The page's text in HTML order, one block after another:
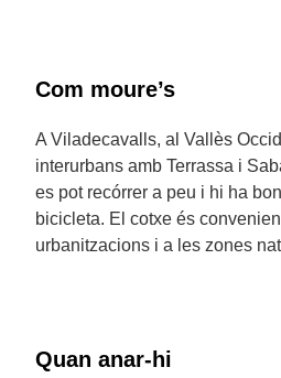
Com moure’s
A Viladecavalls, al Vallès
interurbans amb Terrassa i
es pot recórrer a peu i hi ha
bicicleta. El cotxe és
urbanitzacions i a les zones
Quan anar-hi